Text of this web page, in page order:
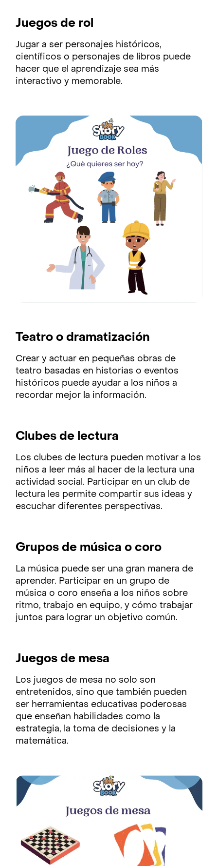
Juegos de rol
Jugar a ser personajes históricos,
científicos o personajes de libros puede
hacer que el aprendizaje sea más
interactivo y memorable.
Teatro o dramatización
Crear y actuar en pequeñas obras de
teatro basadas en historias o eventos
históricos puede ayudar a los niños a
recordar mejor la información.
Clubes de lectura
Los clubes de lectura pueden motivar a los
niños a leer más al hacer de la lectura una
actividad social. Participar en un club de
lectura les permite compartir sus ideas y
escuchar diferentes perspectivas.
Grupos de música o coro
La música puede ser una gran manera de
aprender. Participar en un grupo de
música o coro enseña a los niños sobre
ritmo, trabajo en equipo, y cómo trabajar
juntos para lograr un objetivo común.
Juegos de mesa
Los juegos de mesa no solo son
entretenidos, sino que también pueden
ser herramientas educativas poderosas
que enseñan habilidades como la
estrategia, la toma de decisiones y la
matemática.